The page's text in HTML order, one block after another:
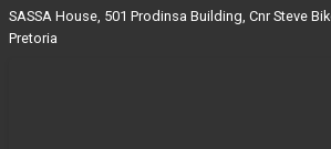
SASSA House, 501 Prodinsa Building, Cnr Steve
Pretoria